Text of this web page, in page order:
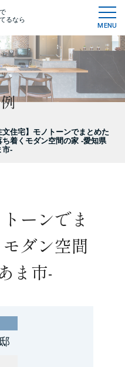
るなら
MENU
文住宅】モノトーンでまとめた
ち着くモダン空間の家 -愛知県
市-
ーンでま
ダン空間
ま市-